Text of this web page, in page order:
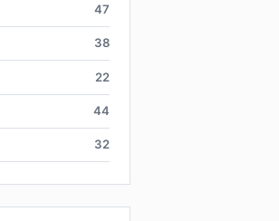
47
38
22
44
32